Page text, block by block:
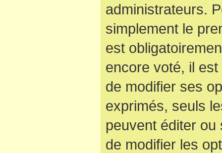
administrateurs.
simplement le
est
encore voté, il
de modifier ses
exprimés, seuls
peuvent éditer
de modifier les